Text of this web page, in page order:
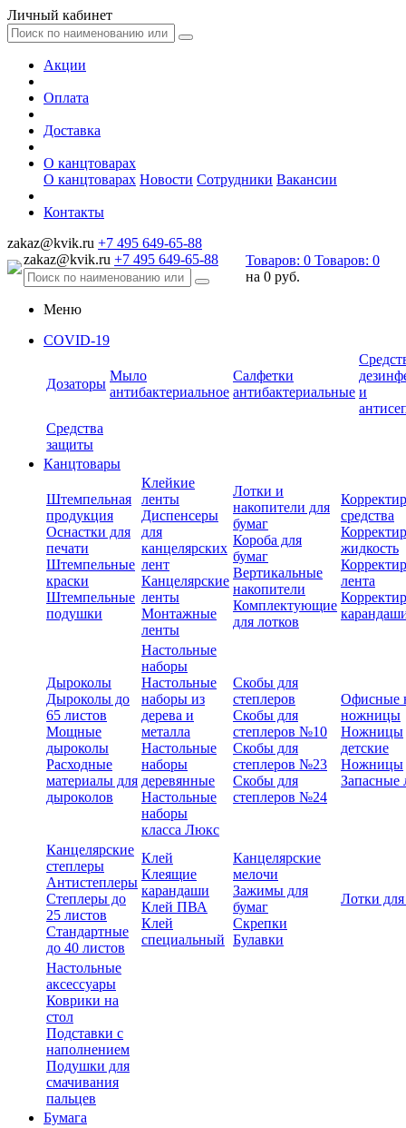
Личный кабинет
Акции
Оплата
Доставка
О канцтоварах
О канцтоварах Новости Сотрудники Вакансии
Контакты
zakaz@kvik.ru +7 495 649-65-88
zakaz@kvik.ru +7 495 649-65-88 Товаров: 0 Товаров: 0
на 0 руб.
Меню
COVID-19
Дозаторы
Мыло
антибактериальное
Салфетки
антибактериальные и
Средства
защиты
Канцтовары
Штемпельная
продукция
Оснастки для
печати
Штемпельные
краски
Штемпельные
подушки
Клейкие
ленты
Диспенсеры
для
канцелярских
лент
Канцелярские
ленты
Монтажные
ленты
Лотки и
накопители для
бумаг
Короба для
бумаг
Вертикальные
накопители
Комплектующие
для лотков
средства
жидкость
лента
Дыроколы
Дыроколы до
65 листов
Мощные
дыроколы
Расходные
материалы для
дыроколов
Настольные
наборы
Настольные
наборы из
дерева и
металла
Настольные
наборы
деревянные
Настольные
наборы
класса Люкс
Скобы для
степлеров
Скобы для
степлеров №10
Скобы для
степлеров №23
Скобы для
степлеров №24
Офисные
ножницы
Ножницы
детские
Ножницы
Запасные
Канцелярские
степлеры
Антистеплеры
Степлеры до
25 листов
Стандартные
до 40 листов
Клей
Клеящие
карандаши
Клей ПВА
Клей
специальный
Канцелярские
мелочи
Зажимы для
бумаг
Скрепки
Булавки
Лотки
Настольные
аксессуары
Коврики на
стол
Подставки с
наполнением
Подушки для
смачивания
пальцев
Бумага